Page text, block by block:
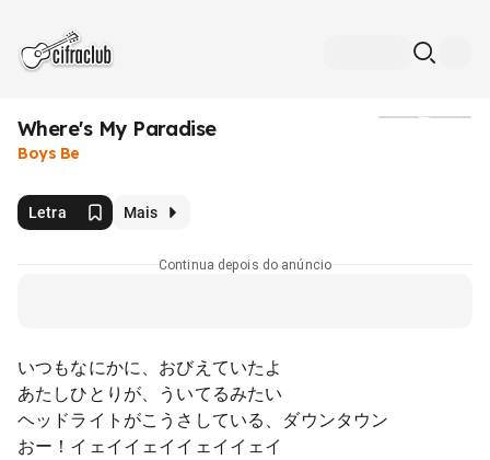
Where's My Paradise
Boys Be
Letra Mais
Continua depois do anúncio
いつもなにかに、おびえていたよ
あたしひとりが、ういてるみたい
ヘッドライトがこうさしている、ダウンタウン
おー！イェイイェイイェイイェイ